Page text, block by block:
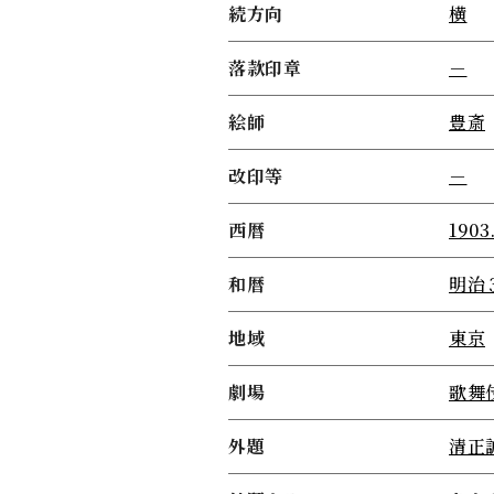
続方向 横
落款印章 －
絵師 豊斎
改印等 －
西暦
和暦 明治
地域 東京
劇場 歌舞
外題 清正